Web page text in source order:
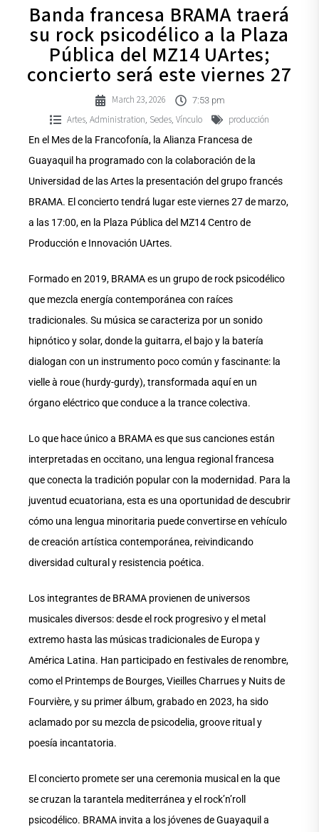
Banda francesa BRAMA traerá
su rock psicodélico a la Plaza
Pública del MZ14 UArtes;
concierto será este viernes 27
March 23, 2026 7:53 pm
Artes, Administration, Sedes, Vínculo producción
En el Mes de la Francofonía, la Alianza Francesa de
Guayaquil ha programado con la colaboración de la
Universidad de las Artes la presentación del grupo francés
BRAMA. El concierto tendrá lugar este viernes 27 de marzo,
a las 17:00, en la Plaza Pública del MZ14 Centro de
Producción e Innovación UArtes.
Formado en 2019, BRAMA es un grupo de rock psicodélico
que mezcla energía contemporánea con raíces
tradicionales. Su música se caracteriza por un sonido
hipnótico y solar, donde la guitarra, el bajo y la batería
dialogan con un instrumento poco común y fascinante: la
vielle à roue (hurdy-gurdy), transformada aquí en un
órgano eléctrico que conduce a la trance colectiva.
Lo que hace único a BRAMA es que sus canciones están
interpretadas en occitano, una lengua regional francesa
que conecta la tradición popular con la modernidad. Para la
juventud ecuatoriana, esta es una oportunidad de descubrir
cómo una lengua minoritaria puede convertirse en vehículo
de creación artística contemporánea, reivindicando
diversidad cultural y resistencia poética.
Los integrantes de BRAMA provienen de universos
musicales diversos: desde el rock progresivo y el metal
extremo hasta las músicas tradicionales de Europa y
América Latina. Han participado en festivales de renombre,
como el Printemps de Bourges, Vieilles Charrues y Nuits de
Fourvière, y su primer álbum, grabado en 2023, ha sido
aclamado por su mezcla de psicodelia, groove ritual y
poesía incantatoria.
El concierto promete ser una ceremonia musical en la que
se cruzan la tarantela mediterránea y el rock’n’roll
psicodélico. BRAMA invita a los jóvenes de Guayaquil a